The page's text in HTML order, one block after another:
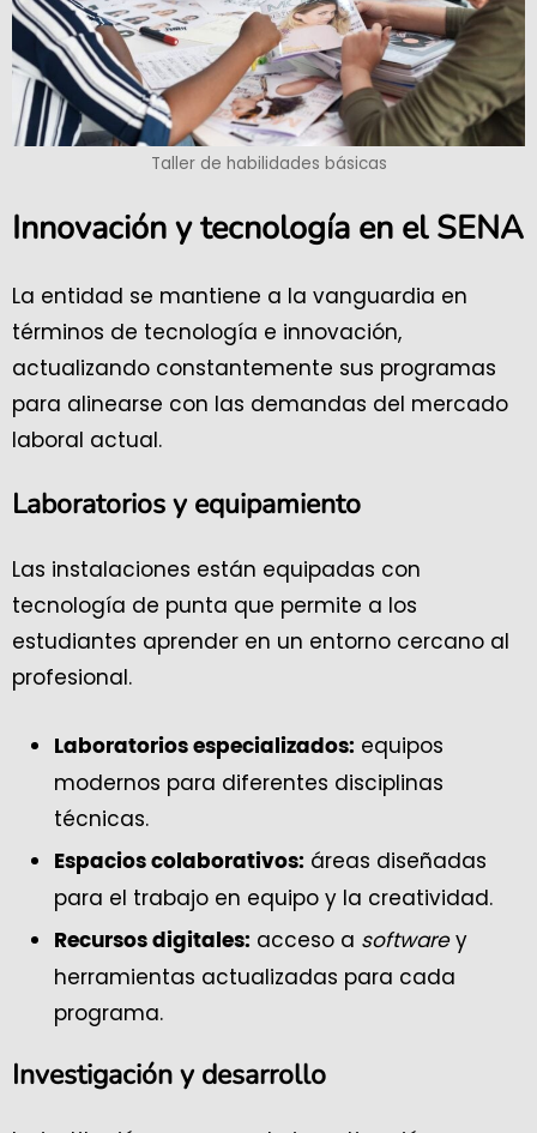
Taller de habilidades básicas
Innovación y tecnología en el SENA
La entidad se mantiene a la vanguardia en
términos de tecnología e innovación,
actualizando constantemente sus programas
para alinearse con las demandas del mercado
laboral actual.
Laboratorios y equipamiento
Las instalaciones están equipadas con
tecnología de punta que permite a los
estudiantes aprender en un entorno cercano al
profesional.
Laboratorios especializados: equipos
modernos para diferentes disciplinas
técnicas.
Espacios colaborativos: áreas diseñadas
para el trabajo en equipo y la creatividad.
Recursos digitales: acceso a softwarey
herramientas actualizadas para cada
programa.
Investigación y desarrollo